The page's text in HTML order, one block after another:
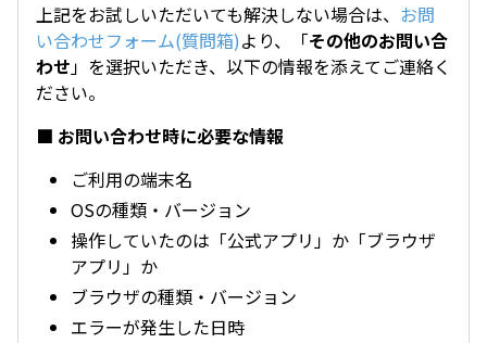
上記をお試しいただいても解決しない場合は、 お問
い合わせフォーム(質問箱)より、「その他のお問い合
わせ」を選択いただき、以下の情報を添えてご連絡く
ださい。
■ お問い合わせ時に必要な情報
ご利用の端末名
OSの種類・バージョン
操作していたのは「公式アプリ」か「ブラウザ
アプリ」か
ブラウザの種類・バージョン
エラーが発生した日時